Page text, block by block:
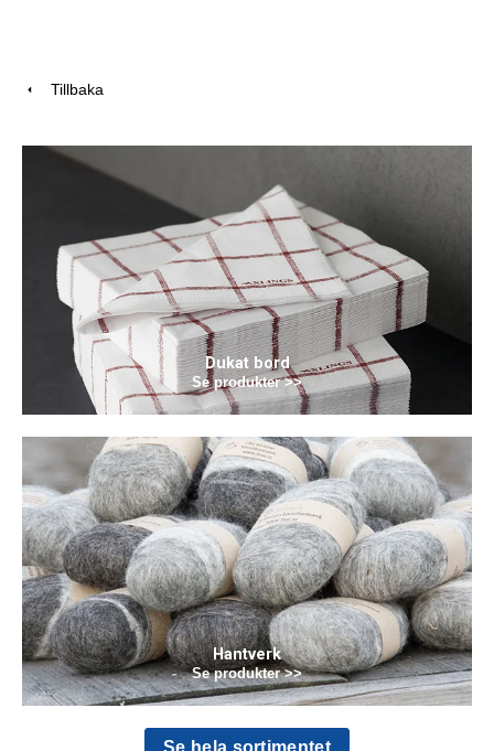
Tillbaka
Dukat bord
Se produkter >>
Hantverk
Se produkter >>
Se hela sortimentet